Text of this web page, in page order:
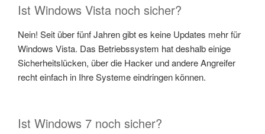
Ist Windows Vista noch sicher?
Nein! Seit über fünf Jahren gibt es keine Updates mehr für
Windows Vista. Das Betriebssystem hat deshalb einige
Sicherheitslücken, über die Hacker und andere Angreifer
recht einfach in Ihre Systeme eindringen können.
Ist Windows 7 noch sicher?